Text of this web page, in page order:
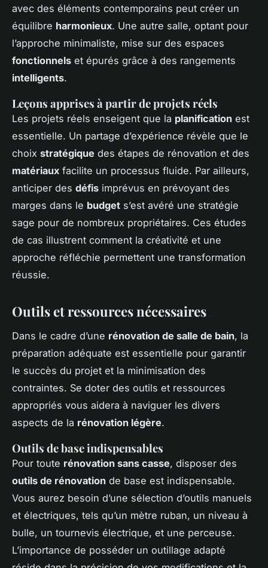
avec des éléments contemporains peut créer un
équilibre harmonieux. Une autre salle, optant pour
l’approche minimaliste, mise sur des espaces
fonctionnels et épurés grâce à des rangements
intelligents.
Leçons apprises à partir de projets réels
Les projets réels enseigent que la planification est
essentielle. Un partage d’expérience révèle que le
choix stratégique des étapes de rénovation et des
matériaux facilite un processus fluide. Par ailleurs,
anticiper des défis imprévus en prévoyant des
marges dans le budget s’est avéré une stratégie
sage pour de nombreux propriétaires. Ces études
de cas illustrent comment la créativité et une
approche réfléchie permettent une transformation
réussie.
Outils et ressources nécessaires
Dans le cadre d’une rénovation de salle de bain, la
préparation adéquate est essentielle pour garantir
le succès du projet et la minimisation des
contraintes. Se doter des outils et ressources
appropriés vous aidera à naviguer les divers
aspects de la rénovation légère.
Outils de base indispensables
Pour toute rénovation sans casse, disposer des
outils de rénovation de base est indispensable.
Vous aurez besoin d’une sélection d’outils manuels
et électriques, tels qu’un mètre ruban, un niveau à
bulle, un tournevis électrique, et une perceuse.
L’importance de posséder un outillage adapté